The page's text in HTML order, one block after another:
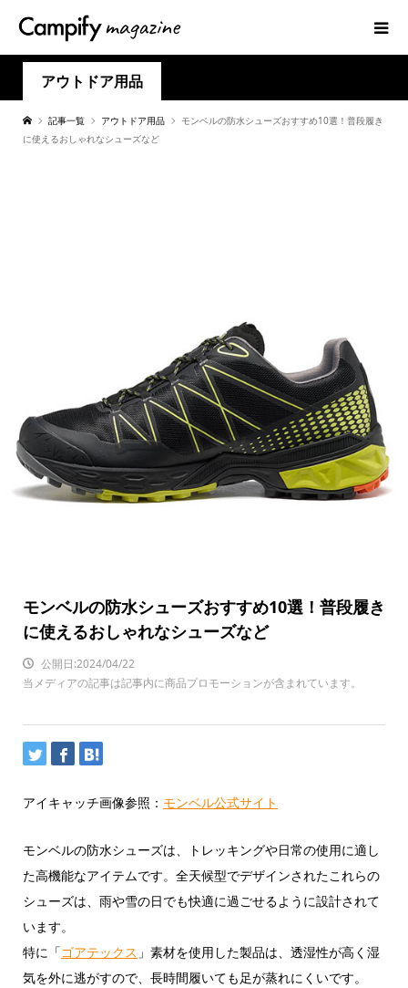
アウトドア用品
記事一覧 アウトドア用品
モンベルの防水シューズおすすめ10選！普段履き
に使えるおしゃれなシューズなど
モンベルの防水シューズおすすめ10選！普段履き
に使えるおしゃれなシューズなど
公開日:2024/04/22
当メディアの記事は記事内に商品プロモーションが含まれています。
アイキャッチ画像参照： モンベル公式サイト
モンベルの防水シューズは、トレッキングや日常の使用に適し
た高機能なアイテムです。全天候型でデザインされたこれらの
シューズは、雨や雪の日でも快適に過ごせるように設計されて
います。
特に「ゴアテックス 」素材を使用した製品は、透湿性が高く湿
気を外に逃がすので、長時間履いても足が蒸れにくいです。